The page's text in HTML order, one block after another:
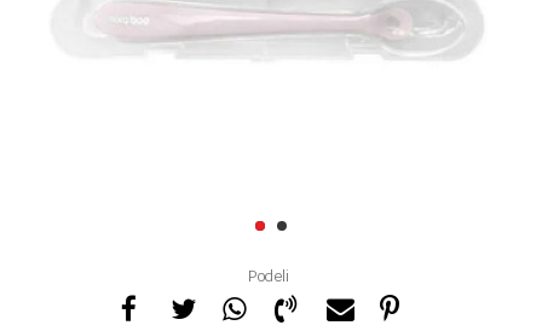
1 2
Podeli